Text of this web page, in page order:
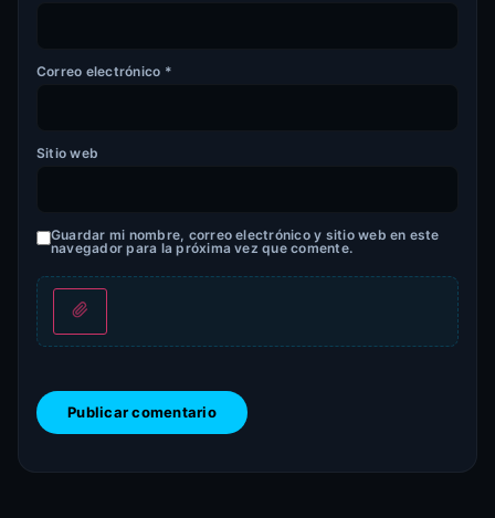
Correo electrónico *
Sitio web
Guardar mi nombre, correo electrónico y sitio web en este
navegador para la próxima vez que comente.